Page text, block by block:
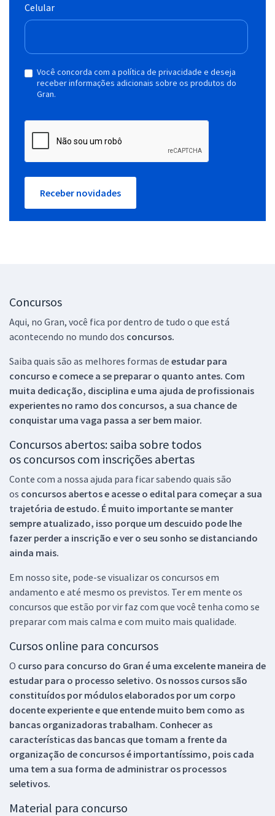
Celular
Você concorda com a política de privacidade e deseja
receber informações adicionais sobre os produtos do
Gran.
Receber novidades
Concursos
Aqui, no Gran, você fica por dentro de tudo o que está
acontecendo no mundo dos concursos.
Saiba quais são as melhores formas de estudar para
concurso e comece a se preparar o quanto antes. Com
muita dedicação, disciplina e uma ajuda de profissionais
experientes no ramo dos concursos, a sua chance de
conquistar uma vaga passa a ser bem maior.
Concursos abertos: saiba sobre todos
os concursos com inscrições abertas
Conte com a nossa ajuda para ficar sabendo quais são
os concursos abertos e acesse o edital para começar a sua
trajetória de estudo. É muito importante se manter
sempre atualizado, isso porque um descuido pode lhe
fazer perder a inscrição e ver o seu sonho se distanciando
ainda mais.
Em nosso site, pode-se visualizar os concursos em
andamento e até mesmo os previstos. Ter em mente os
concursos que estão por vir faz com que você tenha como se
preparar com mais calma e com muito mais qualidade.
Cursos online para concursos
O curso para concurso do Gran é uma excelente maneira de
estudar para o processo seletivo. Os nossos cursos são
constituídos por módulos elaborados por um corpo
docente experiente e que entende muito bem como as
bancas organizadoras trabalham. Conhecer as
características das bancas que tomam a frente da
organização de concursos é importantíssimo, pois cada
uma tem a sua forma de administrar os processos
seletivos.
Material para concurso